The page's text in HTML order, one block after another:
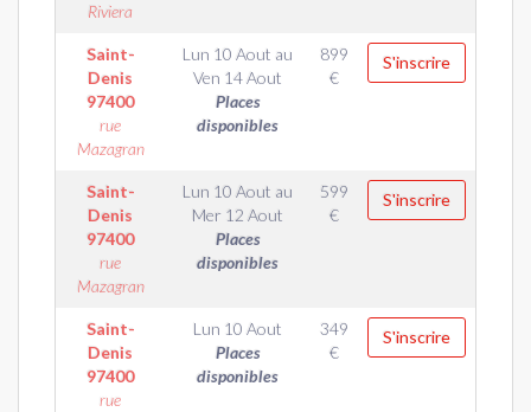
Riviera
Saint-
Denis
97400
rue
Mazagran
Lun 10 Aout au
Ven 14 Aout
Places
disponibles
899
€
S'inscrire
Saint-
Denis
97400
rue
Mazagran
Lun 10 Aout au
Mer 12 Aout
Places
disponibles
599
€
S'inscrire
Saint-
Denis
97400
rue
Lun 10 Aout
Places
disponibles
349
€
S'inscrire